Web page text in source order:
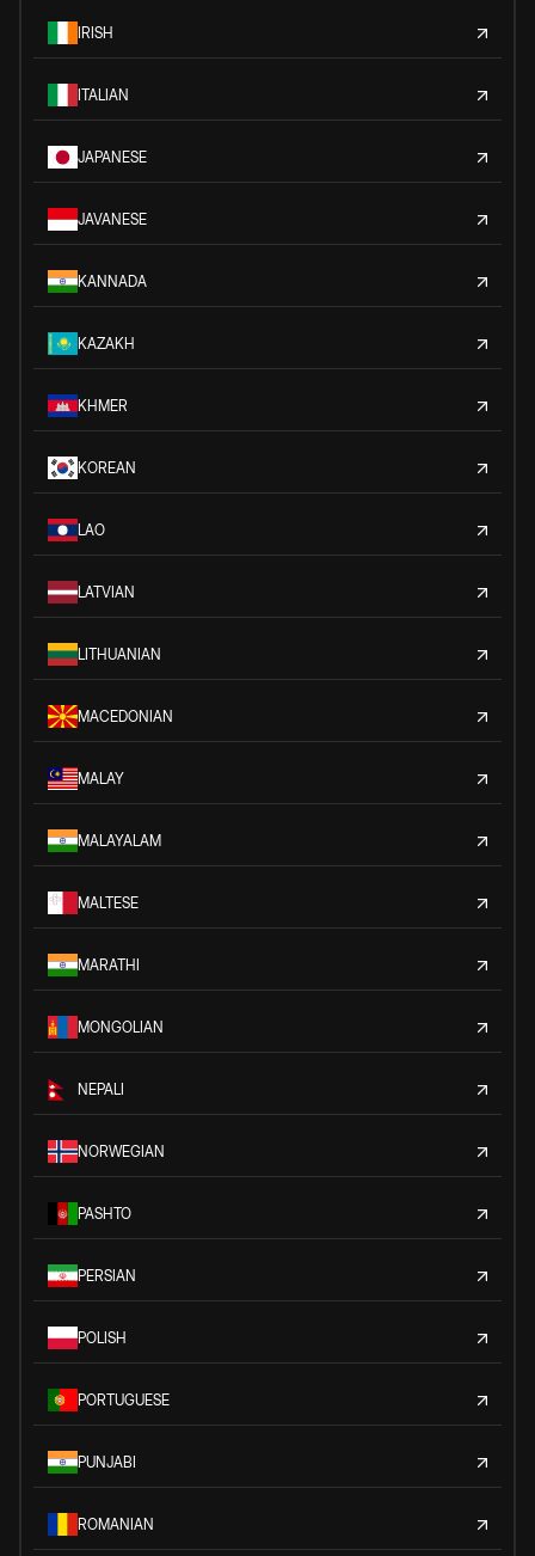
IRISH
ITALIAN
JAPANESE
JAVANESE
KANNADA
KAZAKH
KHMER
KOREAN
LAO
LATVIAN
LITHUANIAN
MACEDONIAN
MALAY
MALAYALAM
MALTESE
MARATHI
MONGOLIAN
NEPALI
NORWEGIAN
PASHTO
PERSIAN
POLISH
PORTUGUESE
PUNJABI
ROMANIAN